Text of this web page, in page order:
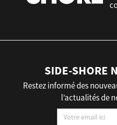
SIDE-SHORE
Restez informé des
l’actualités de